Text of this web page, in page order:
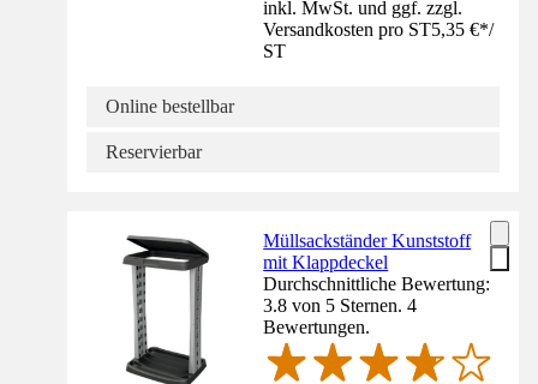
inkl. MwSt. und ggf. zzgl.
Versandkosten pro ST5,35 €*/
ST
Online bestellbar
Reservierbar
Müllsackständer Kunststoff
mit Klappdeckel
Durchschnittliche Bewertung:
3.8 von 5 Sternen. 4
Bewertungen.